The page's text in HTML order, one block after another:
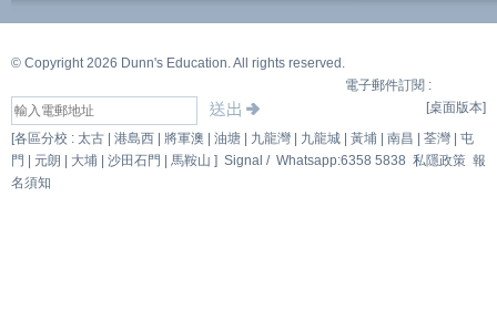
© Copyright 2026 Dunn's Education. All rights reserved.
電子郵件訂閱 :
[桌面版本]
[各區分校 : 太古 | 港島西 | 將軍澳 | 油塘 | 九龍灣 | 九龍城 | 黃埔 | 南昌 | 荃灣 | 屯
門 | 元朗 | 大埔 | 沙田石門 | 馬鞍山 ] Signal / Whatsapp:6358 5838 私隱政策 報
名須知